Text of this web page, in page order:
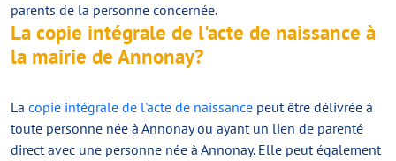
parents de la personne concernée.
La copie intégrale de l'acte de naissance à
la mairie de Annonay?
La copie intégrale de l'acte de naissance peut être délivrée à
toute personne née à Annonay ou ayant un lien de parenté
direct avec une personne née à Annonay. Elle peut également